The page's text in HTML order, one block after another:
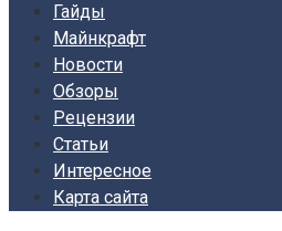
Гайды
Майнкрафт
Новости
Обзоры
Рецензии
Статьи
Интересное
Карта сайта